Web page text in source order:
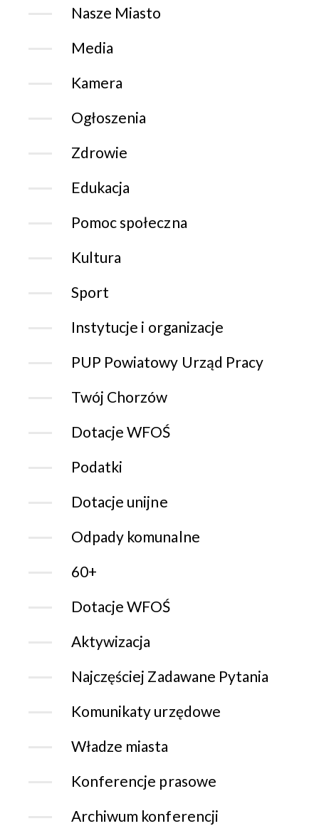
Nasze Miasto
Media
Kamera
Ogłoszenia
Zdrowie
Edukacja
Pomoc społeczna
Kultura
Sport
Instytucje i organizacje
PUP Powiatowy Urząd Pracy
Twój Chorzów
Dotacje WFOŚ
Podatki
Dotacje unijne
Odpady komunalne
60+
Dotacje WFOŚ
Aktywizacja
Najczęściej Zadawane Pytania
Komunikaty urzędowe
Władze miasta
Konferencje prasowe
Archiwum konferencji